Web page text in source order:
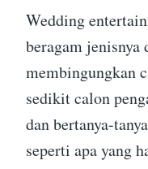
Wedding
beragam jenisnya
membingungkan
sedikit calon
dan bertanya-
seperti apa yang